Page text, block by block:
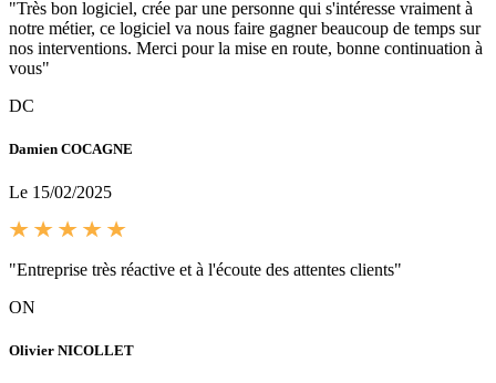
"Très bon logiciel, crée par une personne qui s'intéresse vraiment à
notre métier, ce logiciel va nous faire gagner beaucoup de temps sur
nos interventions. Merci pour la mise en route, bonne continuation à
vous"
DC
Damien COCAGNE
Le 15/02/2025
"Entreprise très réactive et à l'écoute des attentes clients"
ON
Olivier NICOLLET